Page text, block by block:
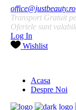
office@justbeauty.ro
Transport Gratuit
Ofertele sunt
Log In
Wishlist
Acasa
Despre Noi